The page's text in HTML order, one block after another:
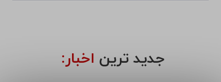
جدید ترین اخبار: